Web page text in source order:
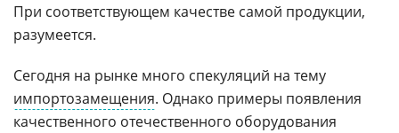
При соответствующем качестве самой продукции,
разумеется.
Сегодня на рынке много спекуляций на тему
импортозамещения. Однако примеры появления
качественного отечественного оборудования